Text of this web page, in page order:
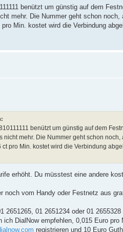
benützt um günstig auf dem
mehr. Die Nummer geht schon
Min. kostet wird die Verbindung
benützt um günstig auf dem
nicht mehr. Die Nummer geht schon
ct pro Min. kostet wird die Verbindung
erhöht. Du müsstest eine andere
noch vom Handy oder Festnetz aus
2651265, 01 2651234 oder 01 2655328
ich DialNow empfehlen, 0,015 Euro pro
registrieren und 10 Euro